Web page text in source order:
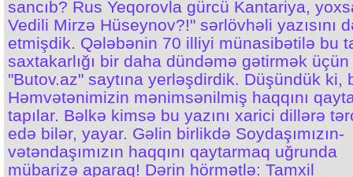
sancıb? Rus Yeqorovla gürcü Kantariya,
Vedili Mirzə Hüseynov?!" sərlövhəli yazısını
etmişdik. Qələbənin 70 illiyi münasibətilə bu
saxtakarlığı bir daha dündəmə gətirmək üçün
"Butov.az" saytına yerləşdirdik. Düşündük ki,
Həmvətənimizin mənimsənilmiş haqqını
tapılar. Bəlkə kimsə bu yazını xarici dillərə
edə bilər, yayar. Gəlin birlikdə Soydaşımızın-
vətəndaşımızın haqqını qaytarmaq uğrunda
mübarizə aparaq! Dərin hörmətlə: Tamxil